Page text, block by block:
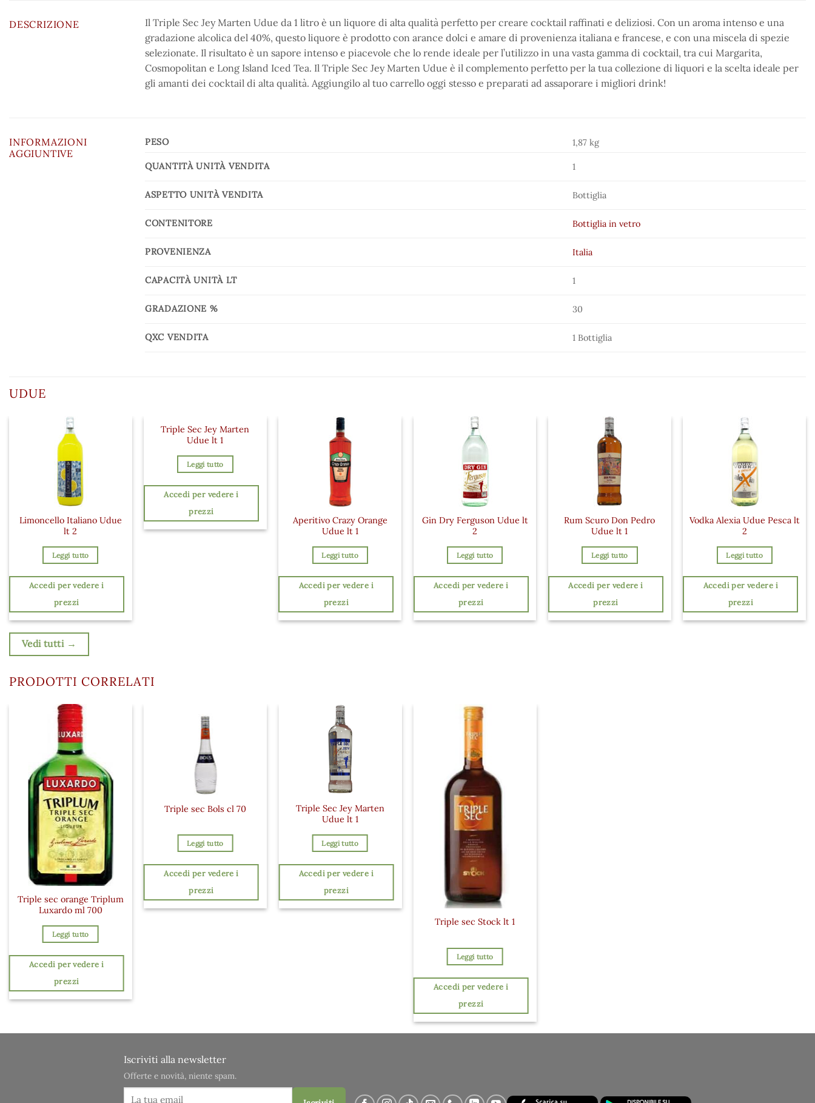
DESCRIZIONE
Il Triple Sec Jey Marten Udue da 1 litro è un liquore di alta qualità perfetto per creare cocktail raffinati e deliziosi. Con un aroma intenso e una
gradazione alcolica del 40%, questo liquore è prodotto con arance dolci e amare di provenienza italiana e francese, e con una miscela di spezie
selezionate. Il risultato è un sapore intenso e piacevole che lo rende ideale per l’utilizzo in una vasta gamma di cocktail, tra cui Margarita,
Cosmopolitan e Long Island Iced Tea. Il Triple Sec Jey Marten Udue è il complemento perfetto per la tua collezione di liquori e la scelta ideale per
gli amanti dei cocktail di alta qualità. Aggiungilo al tuo carrello oggi stesso e preparati ad assaporare i migliori drink!
INFORMAZIONI
AGGIUNTIVE
PESO 1,87 kg
QUANTITÀ UNITÀ VENDITA 1
ASPETTO UNITÀ VENDITA Bottiglia
CONTENITORE Bottiglia in vetro
PROVENIENZA Italia
CAPACITÀ UNITÀ LT 1
GRADAZIONE % 30
QXC VENDITA 1 Bottiglia
UDUE
Limoncello Italiano Udue
lt 2
Leggi tutto
Accedi per vedere i
prezzi
Triple Sec Jey Marten
Udue lt 1
Leggi tutto
Accedi per vedere i
prezzi
Aperitivo Crazy Orange
Udue lt 1
Leggi tutto
Accedi per vedere i
prezzi
Gin Dry Ferguson Udue lt
2
Leggi tutto
Accedi per vedere i
prezzi
Rum Scuro Don Pedro
Udue lt 1
Leggi tutto
Accedi per vedere i
prezzi
Vodka Alexia Udue Pesca lt
2
Leggi tutto
Accedi per vedere i
prezzi
Vedi tutti →
PRODOTTI CORRELATI
Triple sec orange Triplum
Luxardo ml 700
Leggi tutto
Accedi per vedere i
prezzi
Triple sec Bols cl 70
Leggi tutto
Accedi per vedere i
prezzi
Triple Sec Jey Marten
Udue lt 1
Leggi tutto
Accedi per vedere i
prezzi
Triple sec Stock lt 1
Leggi tutto
Accedi per vedere i
prezzi
Iscriviti alla newsletter
Offerte e novità, niente spam.